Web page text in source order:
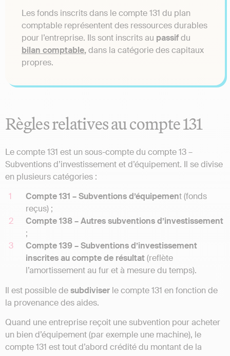
Les fonds inscrits dans le compte 131 du plan
comptable représentent des ressources durables
pour l’entreprise. Ils sont inscrits au passifdu
bilan comptable,dans la catégorie des capitaux
propres.
Règles relatives au compte 131
Le compte 131 est un sous-compte du compte 13 –
Subventions d’investissement et d’équipement. Il se divise
en plusieurs catégories :
Compte 131 – Subventions d’équipement (fonds
reçus) ;
Compte 138 – Autres subventions d’investissement
;
Compte 139 – Subventions d’investissement
inscrites au compte de résultat(reflète
l’amortissement au fur et à mesure du temps).
Il est possible desubdiviser le compte 131 en fonction de
la provenance des aides.
Quand une entreprise reçoit une subvention pour acheter
un bien d’équipement (par exemple une machine), le
compte 131 est tout d’abord crédité du montant de la